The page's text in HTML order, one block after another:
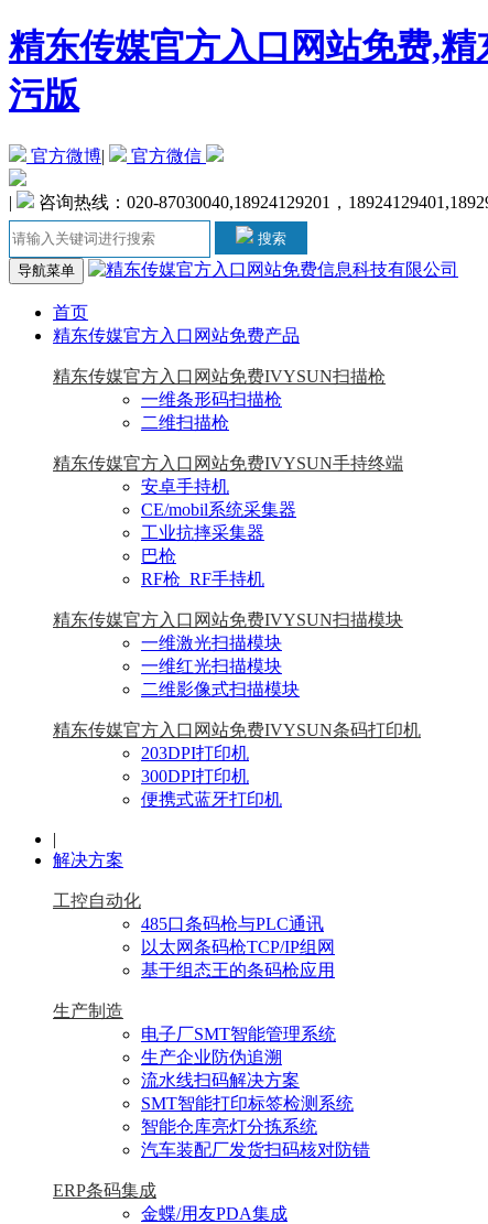
精东传媒官方入口网站免费,
污版
官方微博| 官方微信
| 咨询热线：020-87030040,18924129201，
搜索
导航菜单
首页
精东传媒官方入口网站免费产品
精东传媒官方入口网站免费IVYSUN扫描枪
一维条形码扫描枪
二维扫描枪
精东传媒官方入口网站免费IVYSUN手持终端
安卓手持机
CE/mobil系统采集器
工业抗摔采集器
巴枪
RF枪_RF手持机
精东传媒官方入口网站免费IVYSUN扫描模块
一维激光扫描模块
一维红光扫描模块
二维影像式扫描模块
精东传媒官方入口网站免费IVYSUN条码打印机
203DPI打印机
300DPI打印机
便携式蓝牙打印机
|
解决方案
工控自动化
485口条码枪与PLC通讯
以太网条码枪TCP/IP组网
基于组态王的条码枪应用
生产制造
电子厂SMT智能管理系统
生产企业防伪追溯
流水线扫码解决方案
SMT智能打印标签检测系统
智能仓库亮灯分拣系统
汽车装配厂发货扫码核对防错
ERP条码集成
金蝶/用友PDA集成